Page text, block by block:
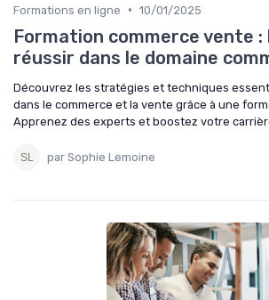
Formations en ligne • 10/01/2025
Formation commerce vente :
réussir dans le domaine
Découvrez les stratégies et techniques
dans le commerce et la vente grâce à une
Apprenez des experts et boostez votre
par Sophie Lemoine